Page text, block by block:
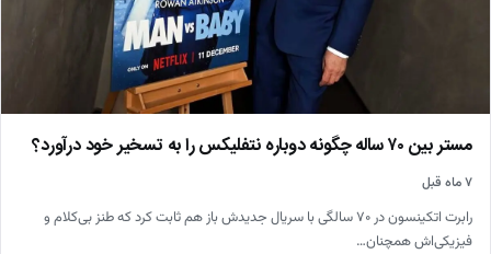
مستر بین ۷۰ ساله چگونه دوباره نتفلیکس را به تسخیر خود درآورد؟
۷ ماه قبل
رابرت اتکینسون در ۷۰ سالگی با سریال جدیدش باز هم ثابت کرد که طنز بی‌کلام و
فیزیکی‌اش همچنان…